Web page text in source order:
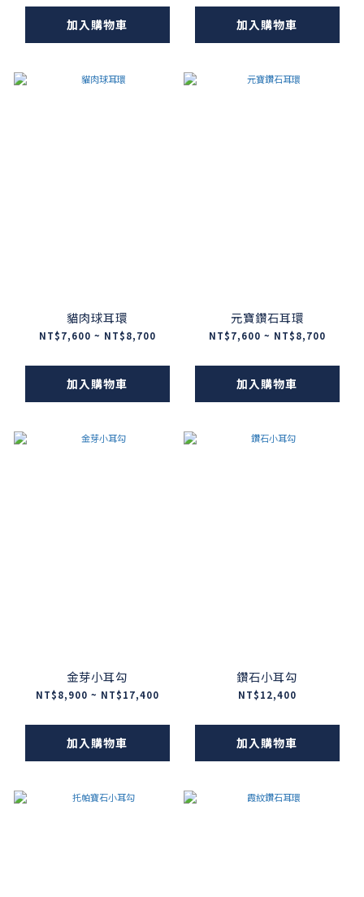
加入購物車 加入購物車
貓肉球耳環
NT$7,600 ~ NT$8,700
加入購物車
元寶鑽石耳環
NT$7,600 ~ NT$8,700
加入購物車
金芽小耳勾
NT$8,900 ~ NT$17,400
加入購物車
鑽石小耳勾
NT$12,400
加入購物車